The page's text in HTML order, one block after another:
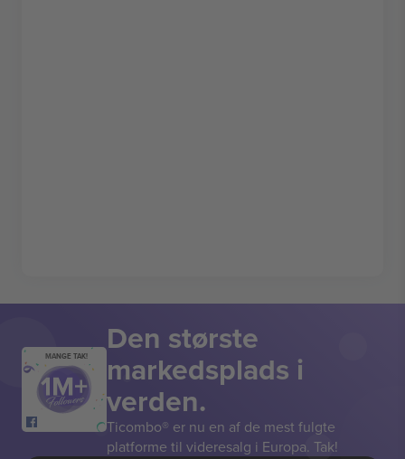
MANGE TAK! Den største
markedsplads i
verden.
Ticombo® er nu en af de mest fulgte
platforme til videresalg i Europa. Tak!